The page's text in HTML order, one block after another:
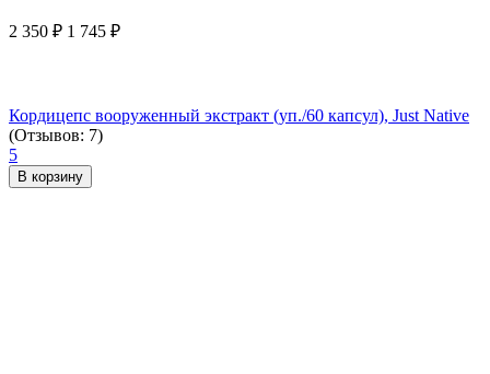
2 350 ₽ 1 745 ₽
Кордицепс вооруженный экстракт (уп./60 капсул), Just Native
(Отзывов: 7)
5
В корзину